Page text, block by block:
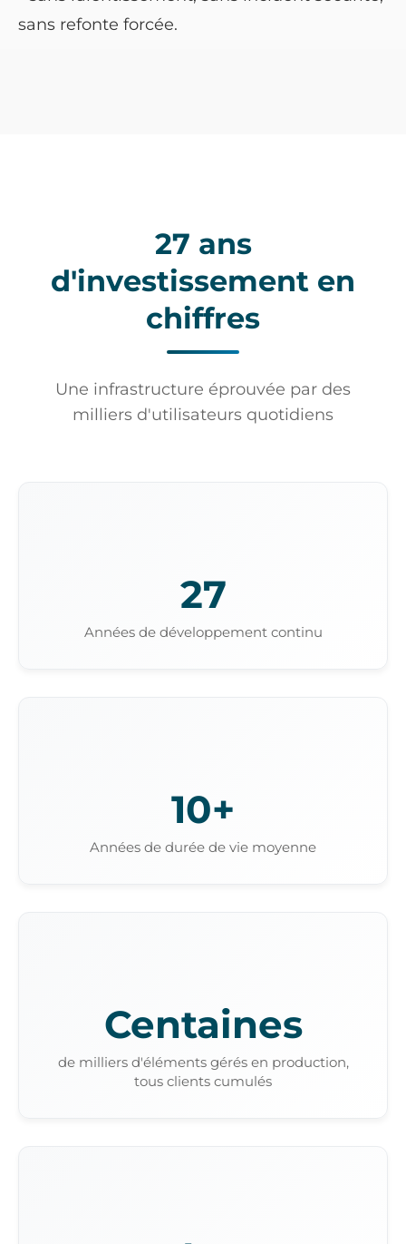
sans refonte forcée.
27 ans
d'investissement en
chiffres
Une infrastructure éprouvée par des
milliers d'utilisateurs quotidiens
27
Années de développement continu
10+
Années de durée de vie moyenne
Centaines
de milliers d'éléments gérés en production,
tous clients cumulés